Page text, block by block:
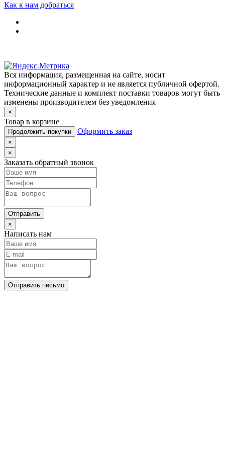
Как к нам добраться
Вся информация, размещенная на сайте, носит
информационный характер и не является публичной офертой.
Технические данные и комплект поставки товаров могут быть
изменены производителем без уведомления
×
Товар в корзине
Продолжить покупки Оформить заказ
×
×
Заказать обратный звонок
Отправить
×
Написать нам
Отправить письмо